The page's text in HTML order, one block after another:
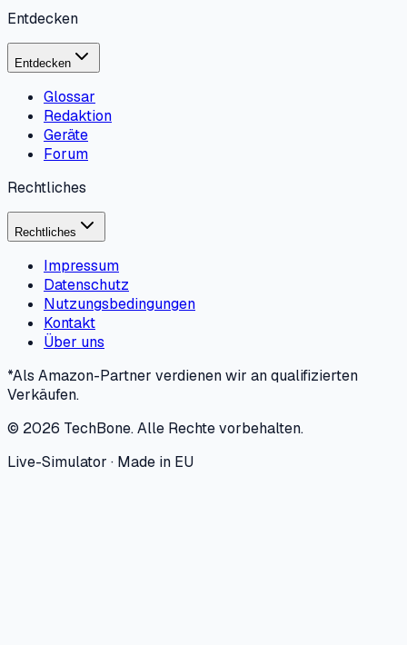
Entdecken
Entdecken
Glossar
Redaktion
Geräte
Forum
Rechtliches
Rechtliches
Impressum
Datenschutz
Nutzungsbedingungen
Kontakt
Über uns
*Als Amazon-Partner verdienen wir an qualifizierten
Verkäufen.
© 2026 TechBone.Alle Rechte vorbehalten.
Live-Simulator · Made in EU